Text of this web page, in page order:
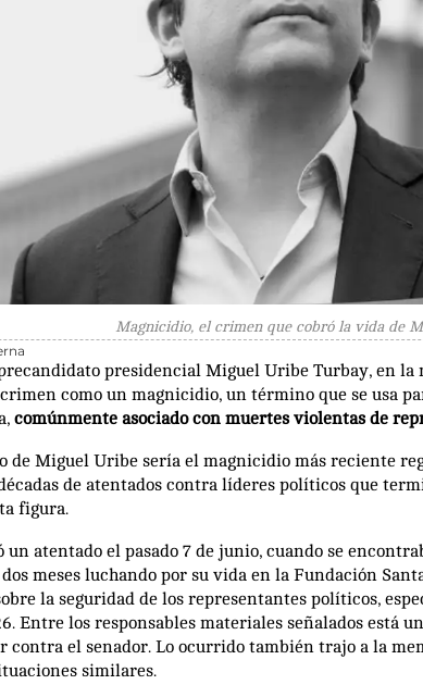
Magnicidio, el crimen que cobró la vida de
presidencial Miguel Uribe Turbay, en la
como un magnicidio, un término que se usa
comúnmente asociado con muertes violentas de
de Miguel Uribe sería el magnicidio más reciente
de atentados contra líderes políticos que
figura.
atentado el pasado 7 de junio, cuando se
dos meses luchando por su vida en la Fundación
la seguridad de los representantes políticos,
Entre los responsables materiales señalados está
contra el senador. Lo ocurrido también trajo a la
similares.